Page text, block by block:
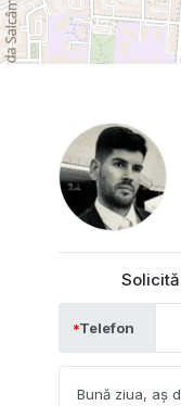
Telefon